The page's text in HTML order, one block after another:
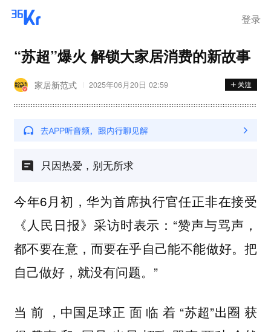
登录
“苏超”爆火 解锁大家居消费的新故事
家居新范式 2025年06月20日 02:59
只因热爱，别无所求
今年6月初，华为首席执行官任正非在接受
《人民日报》采访时表示：“赞声与骂声，
都不要在意，而要在乎自己能不能做好。把
自己做好，就没有问题。”
当 前 ，中国足球正 面 临 着 “苏超”出圈 获